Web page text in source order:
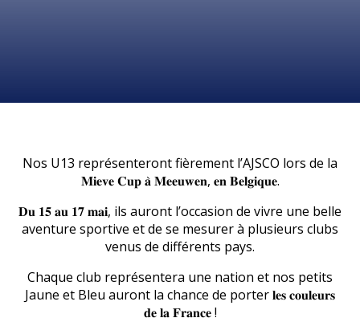
Nos U13 représenteront fièrement l’AJSCO lors de la
𝐌𝐢𝐞𝐯𝐞 𝐂𝐮𝐩 𝐚̀ 𝐌𝐞𝐞𝐮𝐰𝐞𝐧, 𝐞𝐧 𝐁𝐞𝐥𝐠𝐢𝐪𝐮𝐞.
𝐃𝐮 𝟏𝟓 𝐚𝐮 𝟏𝟕 𝐦𝐚𝐢, ils auront l’occasion de vivre une belle
aventure sportive et de se mesurer à plusieurs clubs
venus de différents pays.
Chaque club représentera une nation et nos petits
Jaune et Bleu auront la chance de porter 𝐥𝐞𝐬 𝐜𝐨𝐮𝐥𝐞𝐮𝐫𝐬
𝐝𝐞 𝐥𝐚 𝐅𝐫𝐚𝐧𝐜𝐞 !